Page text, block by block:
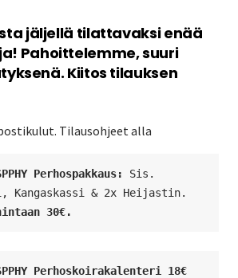
jäljellä tilattavaksi enää
Pahoittelemme, suuri
Kiitos tilauksen
Tilausohjeet alla
SPPHY Perhospakkaus: Sis.
Kangaskassi & 2x Heijastin.
30€.
SPPHY Perhoskoirakalenteri 18€